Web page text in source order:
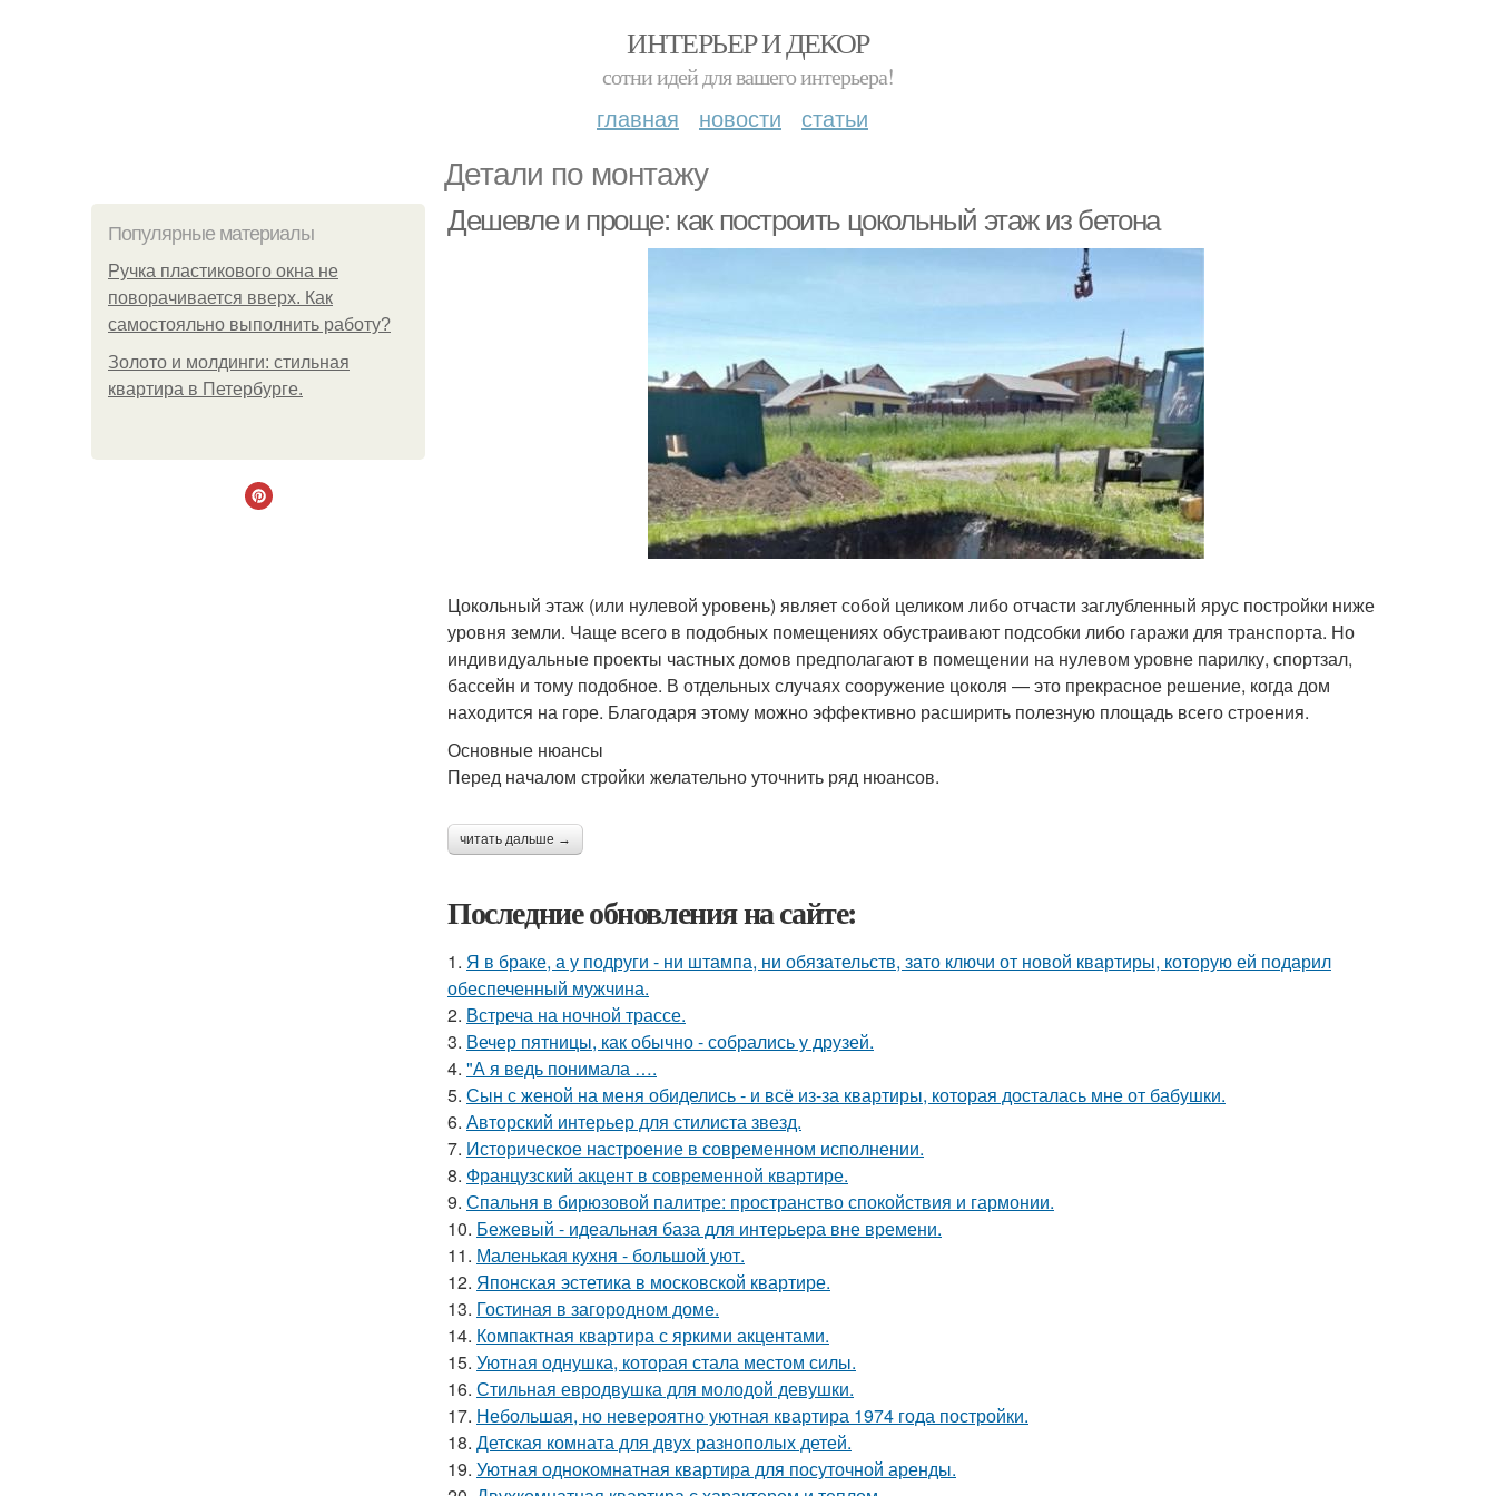
ИНТЕРЬЕР И ДЕКОР
сотни идей для вашего интерьера!
главная новости статьи
Детали по монтажу
Популярные материалы
Ручка пластикового окна не
поворачивается вверх. Как
самостояльно выполнить работу?
Золото и молдинги: стильная
квартира в Петербурге.
Дешевле и проще: как построить цокольный этаж из бетона
Цокольный этаж (или нулевой уровень) являет собой целиком либо отчасти заглубленный ярус постройки ниже
уровня земли. Чаще всего в подобных помещениях обустраивают подсобки либо гаражи для транспорта. Но
индивидуальные проекты частных домов предполагают в помещении на нулевом уровне парилку, спортзал,
бассейн и тому подобное. В отдельных случаях сооружение цоколя — это прекрасное решение, когда дом
находится на горе. Благодаря этому можно эффективно расширить полезную площадь всего строения.
Основные нюансы
Перед началом стройки желательно уточнить ряд нюансов.
читать дальше →
Последние обновления на сайте:
1. Я в браке, а у подруги - ни штампа, ни обязательств, зато ключи от новой квартиры, которую ей подарил
обеспеченный мужчина.
2. Встреча на ночной трассе.
3. Вечер пятницы, как обычно - собрались у друзей.
4. "А я ведь понимала ….
5. Сын с женой на меня обиделись - и всё из-за квартиры, которая досталась мне от бабушки.
6. Авторский интерьер для стилиста звезд.
7. Историческое настроение в современном исполнении.
8. Французский акцент в современной квартире.
9. Спальня в бирюзовой палитре: пространство спокойствия и гармонии.
10. Бежевый - идеальная база для интерьера вне времени.
11. Маленькая кухня - большой уют.
12. Японская эстетика в московской квартире.
13. Гостиная в загородном доме.
14. Компактная квартира с яркими акцентами.
15. Уютная однушка, которая стала местом силы.
16. Стильная евродвушка для молодой девушки.
17. Небольшая, но невероятно уютная квартира 1974 года постройки.
18. Детская комната для двух разнополых детей.
19. Уютная однокомнатная квартира для посуточной аренды.